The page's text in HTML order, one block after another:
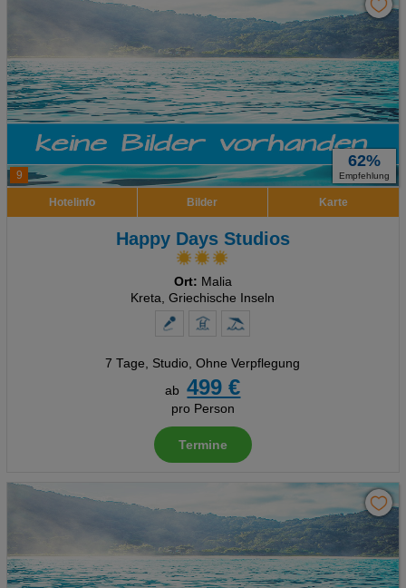
9
62%
Empfehlung
Hotelinfo Bilder Karte
Happy Days Studios
Ort: Malia
Kreta, Griechische Inseln
7 Tage, Studio, Ohne Verpflegung
ab
499 €
pro Person
Termine